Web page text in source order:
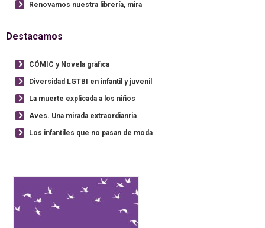
Renovamos nuestra librería, mira
Destacamos
CÓMIC y Novela gráfica
Diversidad LGTBI en infantil y juvenil
La muerte explicada a los niños
Aves. Una mirada extraordianria
Los infantiles que no pasan de moda